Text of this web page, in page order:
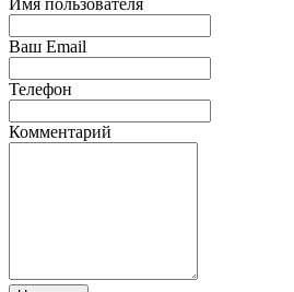
Ваш Email
Телефон
Комментарий